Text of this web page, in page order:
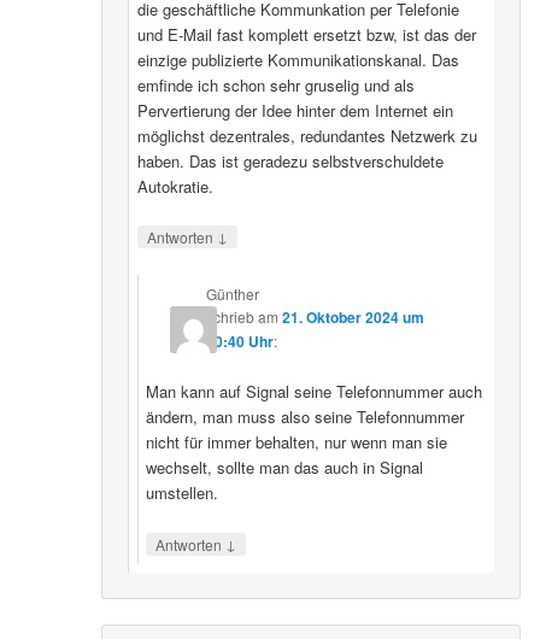
die geschäftliche Kommunkation per Telefonie
und E-Mail fast komplett ersetzt bzw, ist das der
einzige publizierte Kommunikationskanal. Das
emfinde ich schon sehr gruselig und als
Pervertierung der Idee hinter dem Internet ein
möglichst dezentrales, redundantes Netzwerk zu
haben. Das ist geradezu selbstverschuldete
Autokratie.
Antworten ↓
Günther
schriebam21. Oktober 2024 um
00:40 Uhr:
Man kann auf Signal seine Telefonnummer auch
ändern, man muss also seine Telefonnummer
nicht für immer behalten, nur wenn man sie
wechselt, sollte man das auch in Signal
umstellen.
Antworten ↓